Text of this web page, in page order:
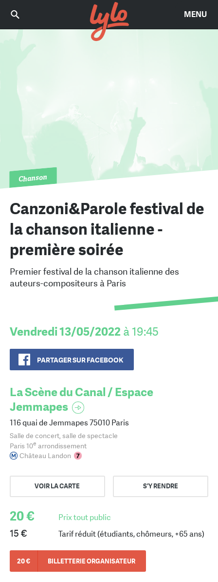
MENU
Chanson
Canzoni&Parole festival de
la chanson italienne -
première soirée
Premier festival de la chanson italienne des
auteurs-compositeurs à Paris
Vendredi 13/05/2022 à 19:45
PARTAGER SUR FACEBOOK
La Scène du Canal / Espace
Jemmapes
116 quai de Jemmapes 75010 Paris
Salle de concert, salle de spectacle
Paris 10e arrondissement
Château Landon
VOIR LA CARTE S'Y RENDRE
20 € Prix tout public
15 € Tarif réduit (étudiants, chômeurs, +65 ans)
20 € BILLETTERIE ORGANISATEUR